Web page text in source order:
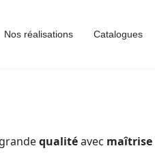
Nos réalisations Catalogues
qualitéavec maîtrise